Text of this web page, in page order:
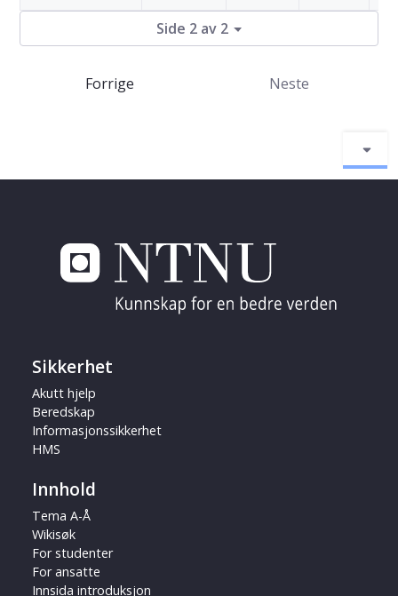
Side 2 av 2
Forrige Neste
Sikkerhet
Akutt hjelp
Beredskap
Informasjonssikkerhet
HMS
Innhold
Tema A-Å
Wikisøk
For studenter
For ansatte
Innsida introduksjon